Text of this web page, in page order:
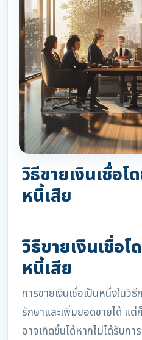
วิธีขายเงินเชื่อ
หนี้เสีย
วิธีขายเงินเชื่อ
หนี้เสีย
การขายเงินเชื่อเป็นหนึ่งในวิ
รักษาและเพิ่มยอดขายได้ แ
อาจเกิดขึ้นได้หากไม่ได้รับก